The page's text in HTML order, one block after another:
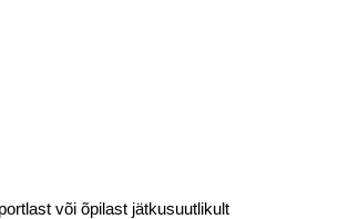
või õpilast jätkusuutlikult